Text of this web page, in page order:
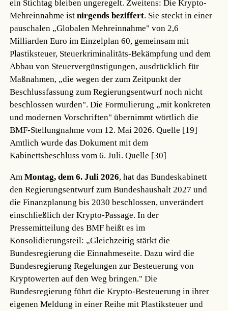
ein Stichtag bleiben ungeregelt. Zweitens: Die Krypto-
Mehreinnahme istnirgends beziffert. Sie steckt in einer
pauschalen „Globalen Mehreinnahme" von 2,6
Milliarden Euro im Einzelplan 60, gemeinsam mit
Plastiksteuer, Steuerkriminalitäts-Bekämpfung und dem
Abbau von Steuervergünstigungen, ausdrücklich für
Maßnahmen, „die wegen der zum Zeitpunkt der
Beschlussfassung zum Regierungsentwurf noch nicht
beschlossen wurden". Die Formulierung „mit konkreten
und modernen Vorschriften" übernimmt wörtlich die
BMF-Stellungnahme vom 12. Mai 2026.Quelle [19]
Amtlich wurde das Dokument mit dem
Kabinettsbeschluss vom 6. Juli.Quelle [30]
AmMontag, dem 6. Juli 2026, hat das Bundeskabinett
den Regierungsentwurf zum Bundeshaushalt 2027 und
die Finanzplanung bis 2030 beschlossen, unverändert
einschließlich der Krypto-Passage. In der
Pressemitteilung des BMF heißt es im
Konsolidierungsteil: „Gleichzeitig stärkt die
Bundesregierung die Einnahmeseite. Dazu wird die
Bundesregierung Regelungen zur Besteuerung von
Kryptowerten auf den Weg bringen." Die
Bundesregierung führt die Krypto-Besteuerung in ihrer
eigenen Meldung in einer Reihe mit Plastiksteuer und